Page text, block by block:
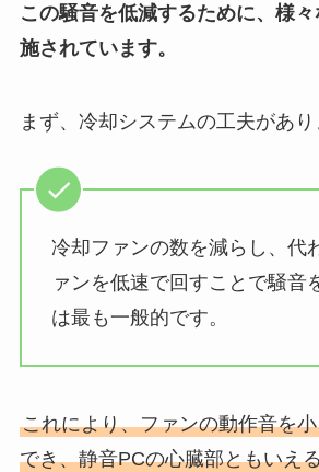
この騒音を低減するために、様
施されています。
まず、冷却システムの工夫があり
冷却ファンの数を減らし、代
ァンを低速で回すことで騒音
は最も一般的です。
これにより、ファンの動作音を
でき、静音PCの心臓部ともいえ